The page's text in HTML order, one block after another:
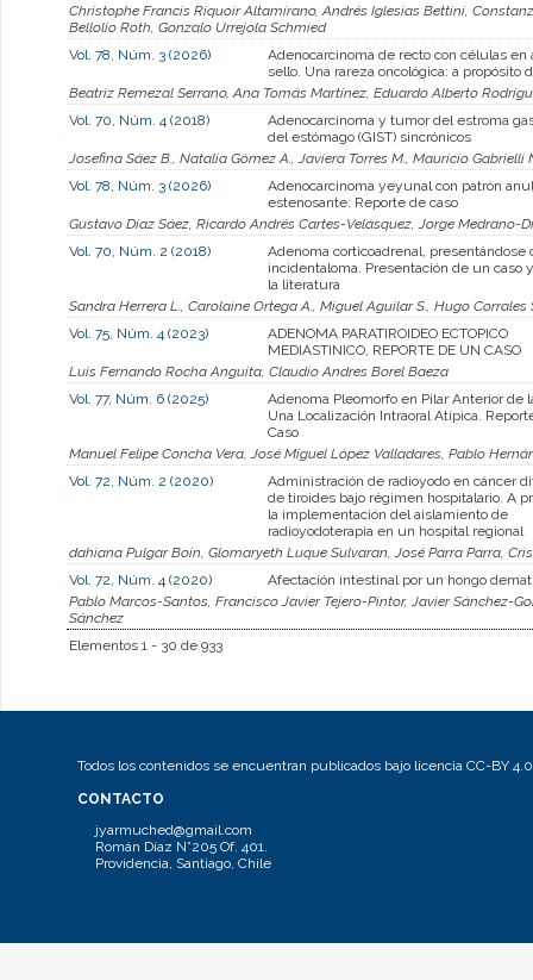
Christophe Francis Riquoir Altamirano, Andrés Iglesias Bettini,
Bellolio Roth, Gonzalo Urrejola Schmied
Vol. 78, Núm. 3 (2026)
Adenocarcinoma de recto con células en
sello. Una rareza oncológica: a propósito
Beatriz Remezal Serrano, Ana Tomás Martínez, Eduardo Alberto
Vol. 70, Núm. 4 (2018)
Adenocarcinoma y tumor del estroma
del estómago (GIST) sincrónicos
Josefina Sáez B., Natalia Gómez A., Javiera Torres M., Mauricio Gabrielli
Vol. 78, Núm. 3 (2026)
Adenocarcinoma yeyunal con patrón
estenosante: Reporte de caso
Gustavo Díaz Sáez, Ricardo Andrés Cartes-Velásquez, Jorge Medrano-
Vol. 70, Núm. 2 (2018)
Adenoma corticoadrenal, presentándose
incidentaloma. Presentación de un caso
la literatura
Sandra Herrera L., Carolaine Ortega A., Miguel Aguilar S., Hugo Corrales
Vol. 75, Núm. 4 (2023)
ADENOMA PARATIROIDEO ECTOPICO
MEDIASTINICO, REPORTE DE UN CASO
Luis Fernando Rocha Anguita, Claudio Andres Borel Baeza
Vol. 77, Núm. 6 (2025)
Adenoma Pleomorfo en Pilar Anterior de
Una Localización Intraoral Atípica.
Caso
Manuel Felipe Concha Vera, José Miguel López Valladares, Pablo
Vol. 72, Núm. 2 (2020)
Administración de radioyodo en cáncer
de tiroides bajo régimen hospitalario. A
la implementación del aislamiento de
radioyodoterapia en un hospital regional
dahiana Pulgar Boin, Glomaryeth Luque Sulvaran, José Parra Parra,
Vol. 72, Núm. 4 (2020)
Afectación intestinal por un hongo
Pablo Marcos-Santos, Francisco Javier Tejero-Pintor, Javier Sánchez-
Sánchez
Elementos 1 - 30 de 933
Todos los contenidos se encuentran publicados bajo licencia CC-BY 4.0
CONTACTO
jyarmuched@gmail.com
Román Díaz N°205 Of. 401.
Providencia, Santiago, Chile